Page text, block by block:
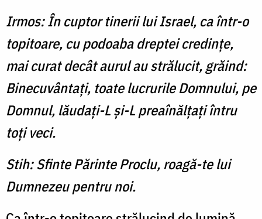
Irmos: În cuptor tinerii lui Israel, ca într-o
topitoare, cu podoaba dreptei credinţe,
mai curat decât aurul au strălucit, grăind:
Binecuvântaţi, toate lucrurile Domnului, pe
Domnul, lăudaţi-L şi-L preaînălţaţi întru
toţi veci.
Stih: Sfinte Părinte Proclu, roagă-te lui
Dumnezeu pentru noi.